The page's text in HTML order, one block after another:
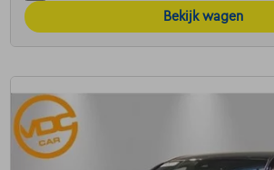
Bekijk wagen